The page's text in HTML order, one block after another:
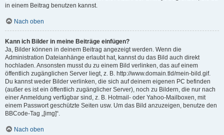
in einem Beitrag benutzen kannst.
Nach oben
Kann ich Bilder in meine Beiträge einfügen?
Ja, Bilder können in deinem Beitrag angezeigt werden. Wenn die
Administration Dateianhänge erlaubt hat, kannst du das Bild auch direkt
hochladen. Ansonsten musst du zu einem Bild verlinken, das auf einem
öffentlich zugänglichen Server liegt, z. B. http://www.domain.tld/mein-bild.gif.
Du kannst weder Bilder verlinken, die sich auf deinem eigenen PC befinden
(außer es ist ein öffentlich zugänglicher Server), noch zu Bildern, die nur nach
einer Anmeldung verfügbar sind, z. B. Hotmail- oder Yahoo-Mailboxen, mit
einem Passwort geschützte Seiten usw. Um das Bild anzuzeigen, benutze den
BBCode-Tag „[img]“.
Nach oben